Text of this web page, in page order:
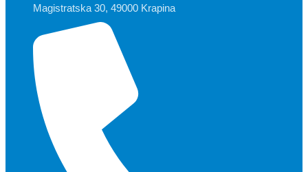
Magistratska 30, 49000 Krapina